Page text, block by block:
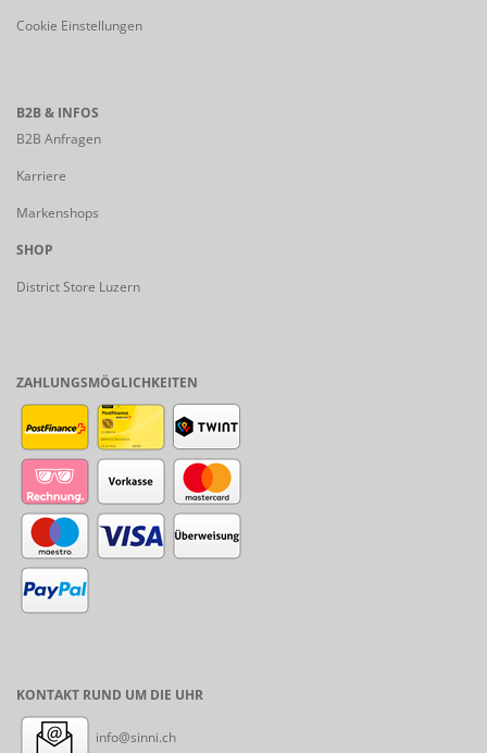
Cookie Einstellungen
B2B & INFOS
B2B Anfragen
Karriere
Markenshops
SHOP
District Store Luzern
ZAHLUNGSMÖGLICHKEITEN
KONTAKT RUND UM DIE UHR
info@sinni.ch